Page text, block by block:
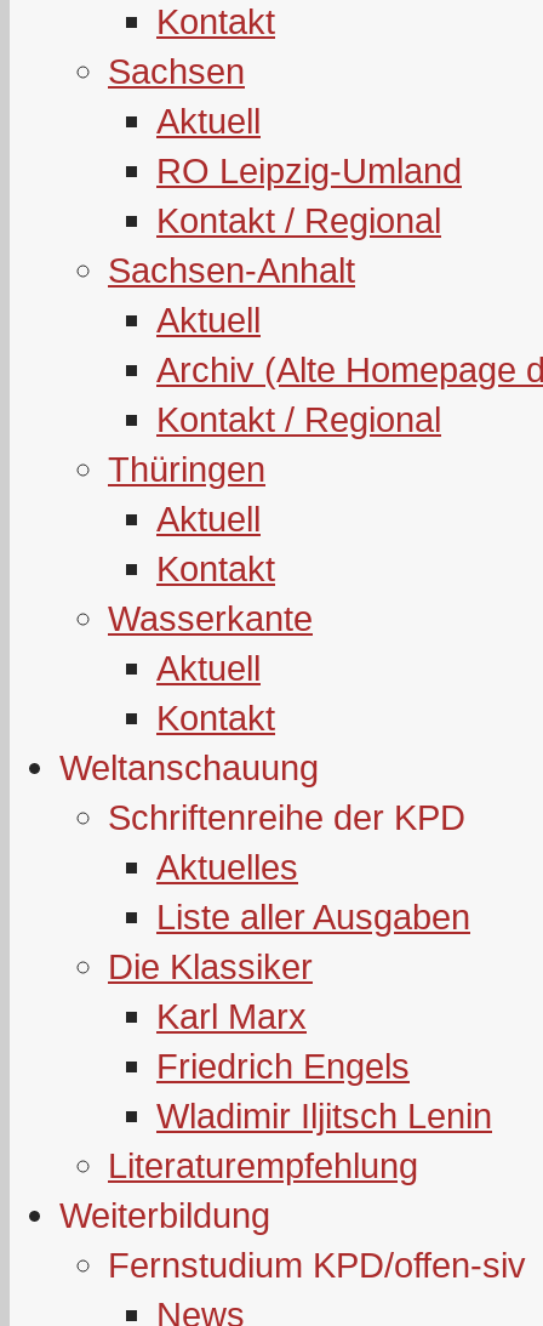
Kontakt
Sachsen
Aktuell
RO Leipzig-Umland
Kontakt / Regional
Sachsen-Anhalt
Aktuell
Archiv (Alte Homepage
Kontakt / Regional
Thüringen
Aktuell
Kontakt
Wasserkante
Aktuell
Kontakt
Weltanschauung
Schriftenreihe der KPD
Aktuelles
Liste aller Ausgaben
Die Klassiker
Karl Marx
Friedrich Engels
Wladimir Iljitsch Lenin
Literaturempfehlung
Weiterbildung
Fernstudium KPD/offen-siv
News